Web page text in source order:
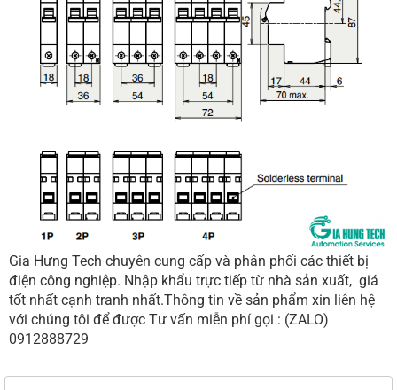
Gia Hưng Tech chuyên cung cấp và phân phối các thiết bị
điện công nghiệp. Nhập khẩu trực tiếp từ nhà sản xuất, giá
tốt nhất cạnh tranh nhất.Thông tin về sản phẩm xin liên hệ
với chúng tôi để được Tư vấn miễn phí gọi : (ZALO)
0912888729